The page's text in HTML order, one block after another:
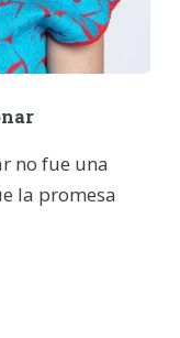
no fue una
la promesa